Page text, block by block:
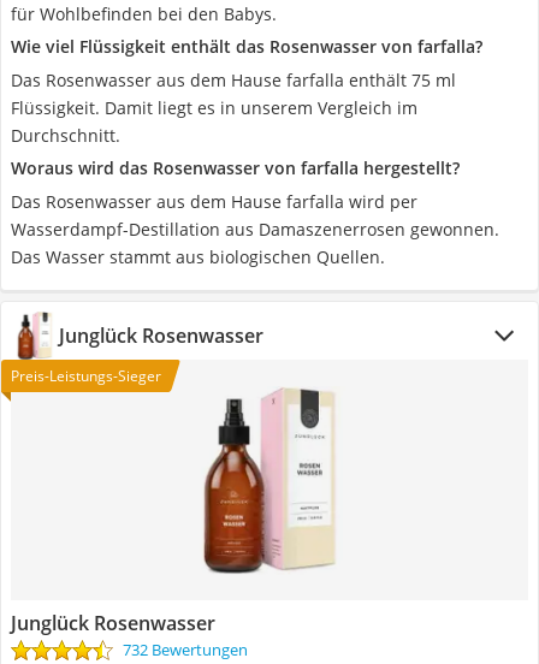
für Wohlbefinden bei den Babys.
Wie viel Flüssigkeit enthält das Rosenwasser von farfalla?
Das Rosenwasser aus dem Hause farfalla enthält 75 ml
Flüssigkeit. Damit liegt es in unserem Vergleich im
Durchschnitt.
Woraus wird das Rosenwasser von farfalla hergestellt?
Das Rosenwasser aus dem Hause farfalla wird per
Wasserdampf-Destillation aus Damaszenerrosen gewonnen.
Das Wasser stammt aus biologischen Quellen.
Junglück Rosenwasser
Preis-Leistungs-Sieger
Junglück Rosenwasser
732 Bewertungen